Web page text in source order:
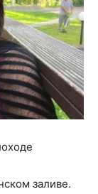
заливе.